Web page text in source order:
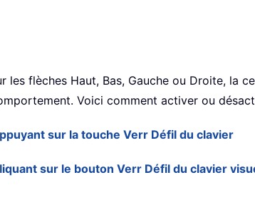
les flèches Haut, Bas, Gauche ou Droite,
Voici comment activer ou
sur la touche Verr Défil du clavier
sur le bouton Verr Défil du clavier